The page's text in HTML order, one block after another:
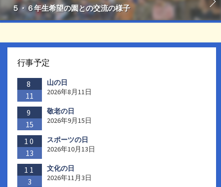
５・６年生希望の園との交流の様子
行事予定
8
11
山の日
2026年8月11日
9
15
敬老の日
2026年9月15日
10
13
スポーツの日
2026年10月13日
11
3
文化の日
2026年11月3日